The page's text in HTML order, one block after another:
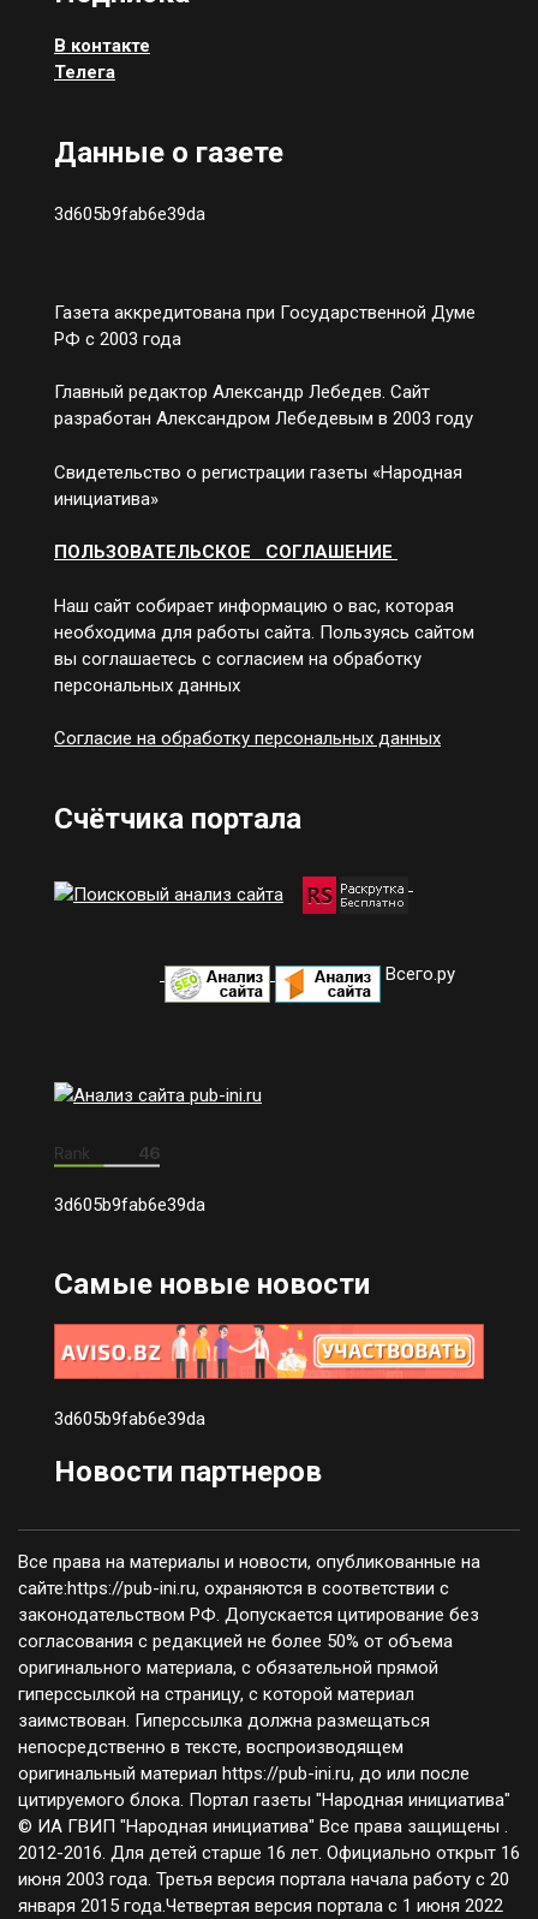
В контакте
Телега
Данные о газете
3d605b9fab6e39da
Газета аккредитована при Государственной Думе
РФ с 2003 года
Главный редактор Александр Лебедев. Сайт
разработан Александром Лебедевым в 2003 году
Свидетельство о регистрации газеты «Народная
инициатива»
ПОЛЬЗОВАТЕЛЬСКОЕ СОГЛАШЕНИЕ
Наш сайт собирает информацию о вас, которая
необходима для работы сайта. Пользуясь сайтом
вы соглашаетесь с согласием на обработку
персональных данных
Согласие на обработку персональных данных
Счётчика портала
Всего.ру
3d605b9fab6e39da
Самые новые новости
3d605b9fab6e39da
Новости партнеров
Все права на материалы и новости, опубликованные на
сайте:https://pub-ini.ru, охраняются в соответствии с
законодательством РФ. Допускается цитирование без
согласования с редакцией не более 50% от объема
оригинального материала, с обязательной прямой
гиперссылкой на страницу, с которой материал
заимствован. Гиперссылка должна размещаться
непосредственно в тексте, воспроизводящем
оригинальный материал https://pub-ini.ru, до или после
цитируемого блока. Портал газеты "Народная инициатива"
© ИА ГВИП "Народная инициатива" Все права защищены .
2012-2016. Для детей старше 16 лет. Официально открыт 16
июня 2003 года. Третья версия портала начала работу с 20
января 2015 года.Четвертая версия портала с 1 июня 2022